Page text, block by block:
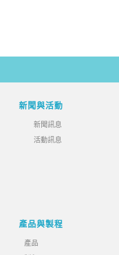
新聞與活動
新聞訊息
活動訊息
產品與製程
產品